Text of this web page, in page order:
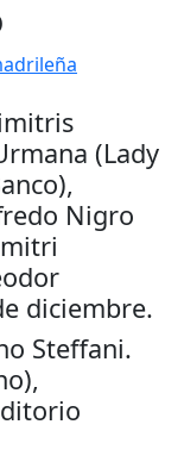
(Lady
Nigro
diciembre.
Steffani.